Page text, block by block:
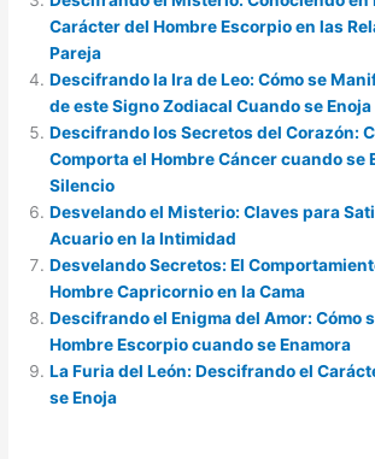
Carácter del Hombre Escorpio en las
Pareja
Descifrando la Ira de Leo: Cómo se
de este Signo Zodiacal Cuando se Enoja
Descifrando los Secretos del Corazón:
Comporta el Hombre Cáncer cuando se
Silencio
Desvelando el Misterio: Claves para
Acuario en la Intimidad
Desvelando Secretos: El
Hombre Capricornio en la Cama
Descifrando el Enigma del Amor: Cómo
Hombre Escorpio cuando se Enamora
La Furia del León: Descifrando el
se Enoja